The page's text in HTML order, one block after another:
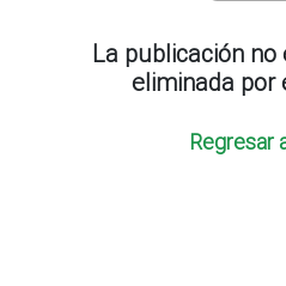
La publicación no
eliminada por
Regresar